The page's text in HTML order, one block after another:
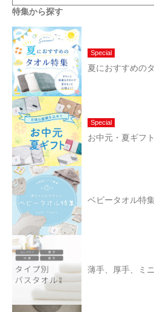
特集から探す
Special
夏におすすめの
Special
お中元・夏ギフ
ベビータオル特
薄手、厚手、ミ